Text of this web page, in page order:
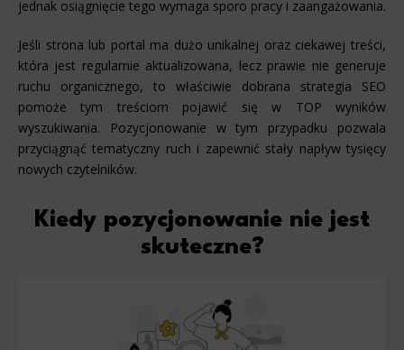
jednak osiągnięcie tego wymaga sporo pracy i zaangażowania.
Jeśli strona lub portal ma dużo unikalnej oraz ciekawej treści,
która jest regularnie aktualizowana, lecz prawie nie generuje
ruchu organicznego, to właściwie dobrana strategia SEO
pomoże tym treściom pojawić się w TOP wyników
wyszukiwania. Pozycjonowanie w tym przypadku pozwala
przyciągnąć tematyczny ruch i zapewnić stały napływ tysięcy
nowych czytelników.
Kiedy pozycjonowanie nie jest
skuteczne?